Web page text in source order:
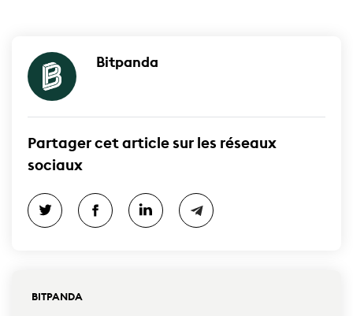
Bitpanda
Partager cet article sur les réseaux
sociaux
BITPANDA